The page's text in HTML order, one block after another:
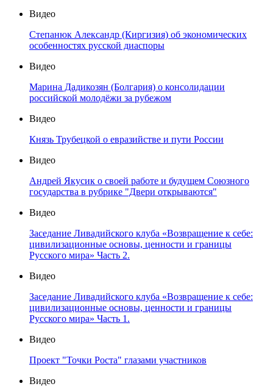
Видео
Степанюк Александр (Киргизия) об экономических
особенностях русской диаспоры
Видео
Марина Дадикозян (Болгария) о консолидации
российской молодёжи за рубежом
Видео
Князь Трубецкой о евразийстве и пути России
Видео
Андрей Якусик о своей работе и будущем Союзного
государства в рубрике "Двери открываются"
Видео
Заседание Ливадийского клуба «Возвращение к себе:
цивилизационные основы, ценности и границы
Русского мира» Часть 2.
Видео
Заседание Ливадийского клуба «Возвращение к себе:
цивилизационные основы, ценности и границы
Русского мира» Часть 1.
Видео
Проект "Точки Роста" глазами участников
Видео